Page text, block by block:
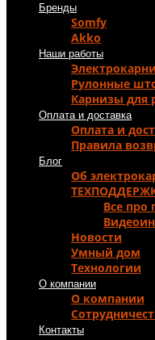
Бренды
Somfy
Akko
Наши работы
Рулонные
Карнизы для
Оплата и доставка
Оплата и
Правила
Блог
Об
Все про
Новости
Умный дом
Технологии
О компании
О компании
Контакты